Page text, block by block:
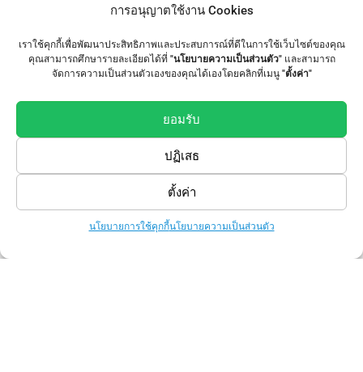
การอนุญาตใช้งาน Cookies
เราใช้คุกกี้เพื่อพัฒนาประสิทธิภาพและประสบการณ์ที่ดีในการใช้เว็บไซต์ของคุณ
คุณสามารถศึกษารายละเอียดได้ที่ "นโยบายความเป็นส่วนตัว"และสามารถ
จัดการความเป็นส่วนตัวเองของคุณได้เองโดยคลิกที่เมนู "ตั้งค่า"
ยอมรับ
ปฏิเสธ
ตั้งค่า
นโยบายการใช้คุกกี้นโยบายความเป็นส่วนตัว
T-Shirts
Tote Bag
เสื้อทีม / เสื้อแก๊งค์
Follow Us